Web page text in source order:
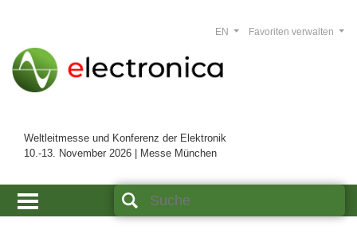
Weltleitmesse und Konferenz der Elektronik
10.-13. November 2026 | Messe München
Favoriten verwalten
EN